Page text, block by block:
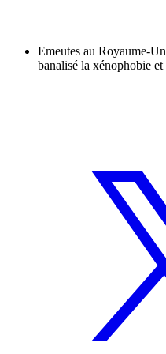
Emeutes au Royaume-
banalisé la xénophobie